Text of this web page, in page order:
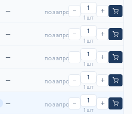
— по запросу−
1 шт
+
— по запросу−
1 шт
+
— по запросу−
1 шт
+
— по запросу−
1 шт
+
— по запросу−
1 шт
+